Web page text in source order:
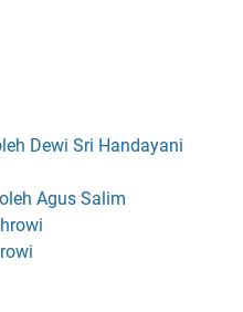
Dewi Sri Handayani
Agus Salim